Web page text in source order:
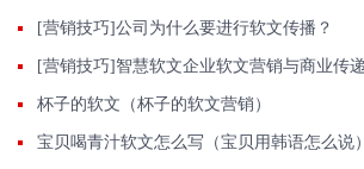
[营销技巧]公司为什么要进行软文传播？
杯子的软文（杯子的软文营销）
宝贝喝青汁软文怎么写（宝贝用韩语怎么说）